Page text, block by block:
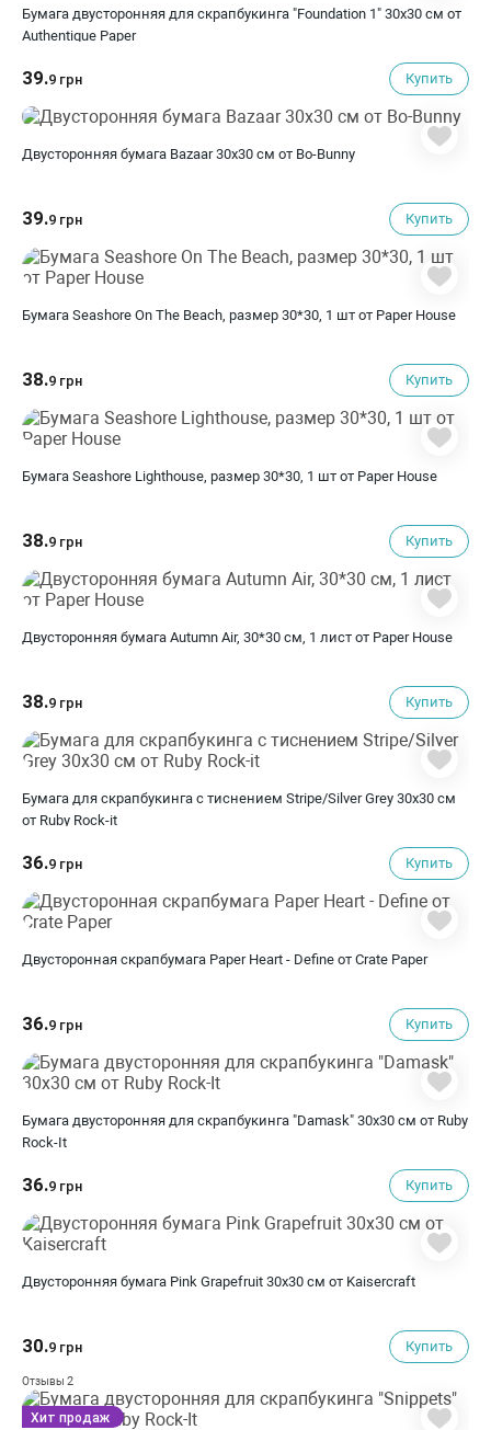
Бумага двусторонняя для скрапбукинга "Foundation 1" 30х30 см от
Authentique Paper
39.9 грн Купить
Двусторонняя бумага Bazaar 30х30 см от Bo-Bunny
39.9 грн Купить
Бумага Seashore On The Beach, размер 30*30, 1 шт от Paper House
38.9 грн Купить
Бумага Seashore Lighthouse, размер 30*30, 1 шт от Paper House
38.9 грн Купить
Двусторонняя бумага Autumn Air, 30*30 см, 1 лист от Paper House
38.9 грн Купить
Бумага для скрапбукинга с тиснением Stripe/Silver Grey 30х30 см
от Ruby Rock-it
36.9 грн Купить
Двусторонная скрапбумага Paper Heart - Define от Crate Paper
36.9 грн Купить
Бумага двусторонняя для скрапбукинга "Damask" 30х30 см от Ruby
Rock-It
36.9 грн Купить
Двусторонняя бумага Pink Grapefruit 30х30 см от Kaisercraft
30.9 грн Купить
Отзывы 2
Хит продаж